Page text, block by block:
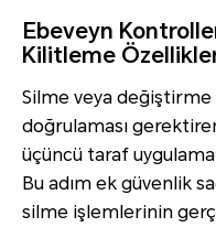
Ebeveyn
Kilitleme
Silme veya
doğrulaması
üçüncü taraf
Bu adım ek güvenlik
silme işlemlerinin